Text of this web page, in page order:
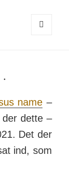
name –
dette –
Det der
ind, som